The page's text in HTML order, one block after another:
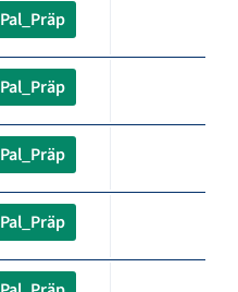
Pal_Präp
Pal_Präp
Pal_Präp
Pal_Präp